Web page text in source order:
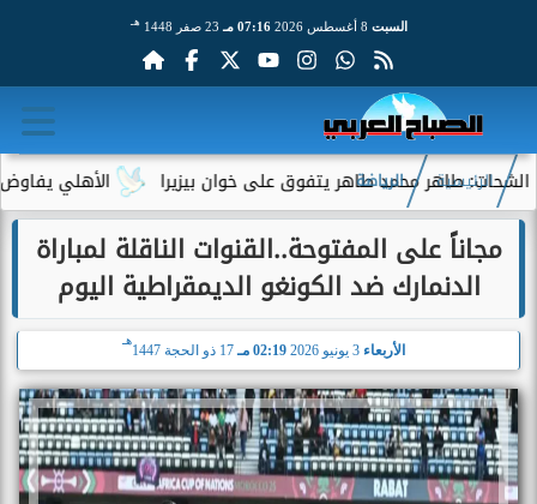
السبت 07:16 مـ 23 صفر 1448 هـ
الأهلي يفاوض أحمد طاهر محمد طاهر يتفوق على خوان بيزيرا
الرئيسية الرياضة
مجاناً على المفتوحة..القنوات الناقلة لمباراة
الدنمارك ضد الكونغو الديمقراطية اليوم
الأربعاء 02:19 مـ 17 ذو الحجة 1447
هـ